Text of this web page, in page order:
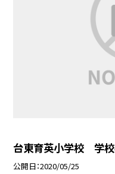
台東育英小学校 学校
公開日 2020/05/25